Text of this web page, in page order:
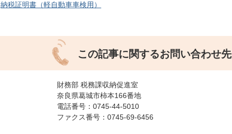
納税証明書（軽自動車車検用）
この記事に関するお問い合わせ先
財務部 税務課収納促進室
奈良県葛城市柿本166番地
電話番号：0745-44-5010
ファクス番号：0745-69-6456